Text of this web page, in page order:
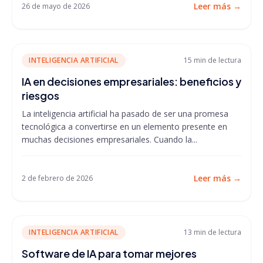
26 de mayo de 2026 Leer más →
INTELIGENCIA ARTIFICIAL 15 min de lectura
IA en decisiones empresariales: beneficios y
riesgos
La inteligencia artificial ha pasado de ser una promesa
tecnológica a convertirse en un elemento presente en
muchas decisiones empresariales. Cuando la...
2 de febrero de 2026 Leer más →
INTELIGENCIA ARTIFICIAL 13 min de lectura
Software de IA para tomar mejores